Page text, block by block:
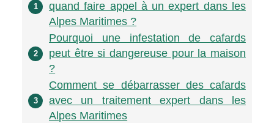
1
quand faire appel à un expert dans les
Alpes Maritimes ?
2
Pourquoi une infestation de cafards
peut être si dangereuse pour la maison
?
3
Comment se débarrasser des cafards
avec un traitement expert dans les
Alpes Maritimes